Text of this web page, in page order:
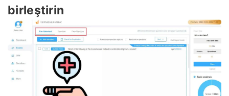
birleştirin